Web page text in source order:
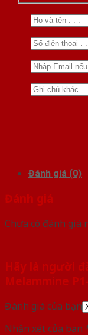
Đánh giá (0)
Đánh giá
Chưa có đánh giá
Hãy là người
Melammine
Đánh giá của bạn
Nhận xét của bạn